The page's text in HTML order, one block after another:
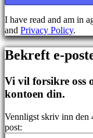
BS
CS
DA
DE
EL
EN
FI
FR
HR
JA
KO
I have read and am in
and Privacy Policy.
Bekreft e-
Vi vil forsikre oss
kontoen din.
Vennligst skriv inn den
post: